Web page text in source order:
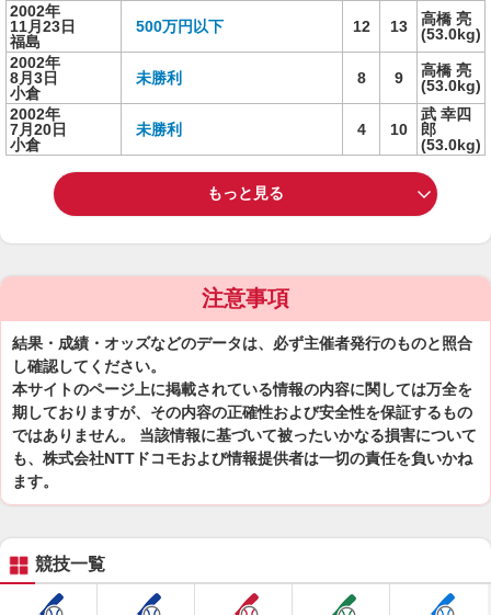
2002年
11月23日
福島
500万円以下 12 13
高橋 亮
(53.0kg)
2002年
8月3日
小倉
未勝利 8 9
高橋 亮
(53.0kg)
2002年
7月20日
小倉
未勝利 4 10
武 幸四
郎
(53.0kg)
もっと見る
注意事項
結果・成績・オッズなどのデータは、必ず主催者発行のものと照合
し確認してください。
本サイトのページ上に掲載されている情報の内容に関しては万全を
期しておりますが、その内容の正確性および安全性を保証するもの
ではありません。 当該情報に基づいて被ったいかなる損害について
も、株式会社NTTドコモおよび情報提供者は一切の責任を負いかね
ます。
競技一覧